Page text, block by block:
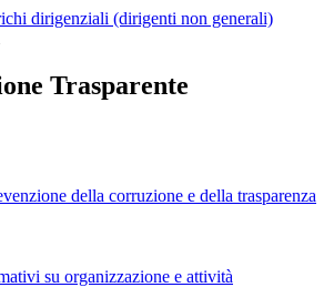
dirigenziali (dirigenti non generali)
Trasparente
della corruzione e della trasparenza
su organizzazione e attività